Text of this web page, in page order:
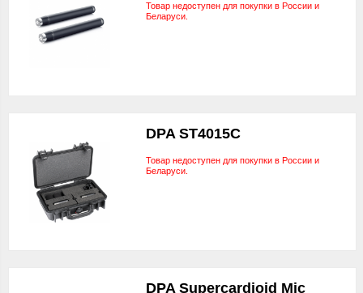
Товар недоступен для покупки в России и
Беларуси.
DPA ST4015C
Товар недоступен для покупки в России и
Беларуси.
DPA Supercardioid Mic